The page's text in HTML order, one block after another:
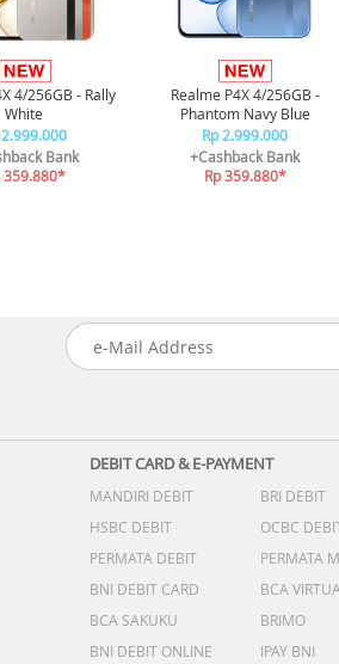
4/256GB - Rally
White
2.999.000
Bank
359.880*
Realme P4X 4/256GB -
Phantom Navy Blue
Rp 2.999.000
+Cashback Bank
Rp 359.880*
DEBIT CARD & E-PAYMENT
MANDIRI DEBIT BRI DEBIT
HSBC DEBIT
OCBC
PERMATA DEBIT
PERMATA
BNI DEBIT CARD
BCA
BCA SAKUKU
BRIMO
BNI DEBIT ONLINE
IPAY BNI